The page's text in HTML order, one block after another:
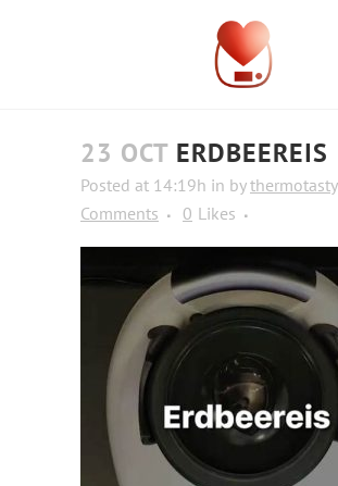
23 OCT ERDBEEREIS
Posted at 14:19h in bythermotasty
Comments
0 Likes